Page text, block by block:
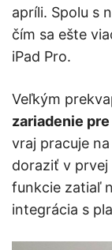
apríli. Spolu s
čím sa ešte
iPad Pro.
Veľkým
zariadenie
vraj pracuje
doraziť v
funkcie zatiaľ
integrácia s